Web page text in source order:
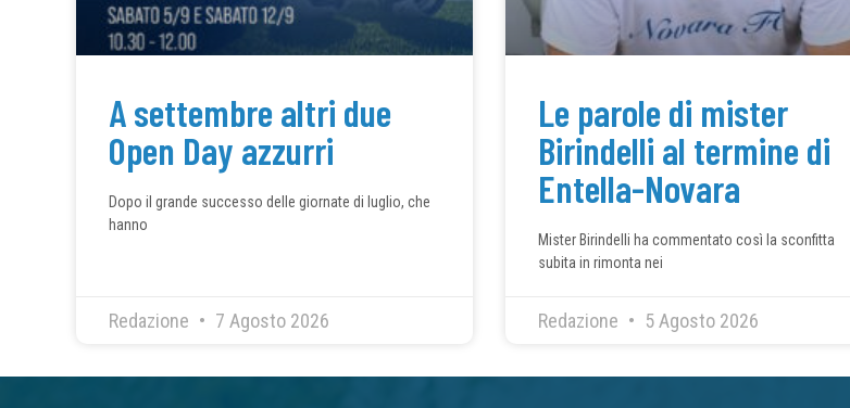
A settembre altri due
Open Day azzurri
Dopo il grande successo delle giornate di luglio, che
hanno
Redazione 7 Agosto 2026
Le parole di mister
Birindelli al termine di
Entella-Novara
Mister Birindelli ha commentato così la sconfitta
subita in rimonta nei
Redazione 5 Agosto 2026